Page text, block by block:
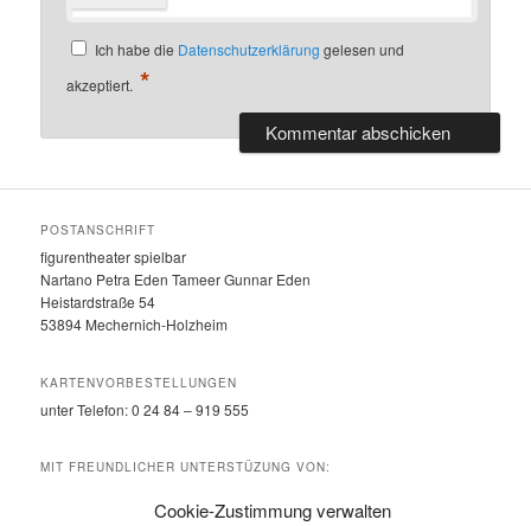
Cookie-Zustimmung verwalten
Ich habe die Datenschutzerklärunggelesen und
akzeptiert. *
POSTANSCHRIFT
figurentheater spielbar
Nartano Petra Eden Tameer Gunnar Eden
Heistardstraße 54
53894 Mechernich-Holzheim
KARTENVORBESTELLUNGEN
unter Telefon: 0 24 84 – 919 555
MIT FREUNDLICHER UNTERSTÜZUNG VON:
Kostenlos Nachrichten aus der Region lesen unterwww.eifeler-